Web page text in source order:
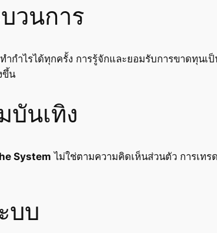
วนการ
กำไรได้ทุกครั้ง การรู้จักและยอมรับการขาดทุนเป็
ขึ้น
บันเทิง
System ไม่ใช่ตามความคิดเห็นส่วนตัว การเทร
บบ